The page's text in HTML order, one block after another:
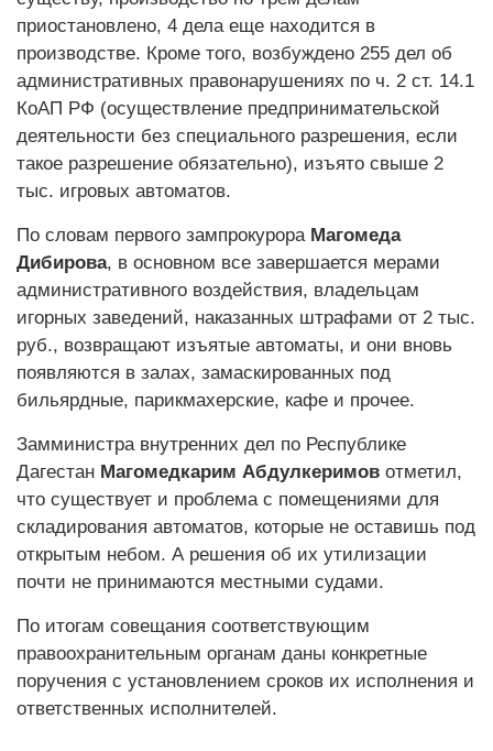
приостановлено, 4 дела еще находится в
производстве. Кроме того, возбуждено 255 дел об
административных правонарушениях по ч. 2 ст. 14.1
КоАП РФ (осуществление предпринимательской
деятельности без специального разрешения, если
такое разрешение обязательно), изъято свыше 2
тыс. игровых автоматов.
По словам первого зампрокурора Магомеда
Дибирова, в основном все завершается мерами
административного воздействия, владельцам
игорных заведений, наказанных штрафами от 2 тыс.
руб., возвращают изъятые автоматы, и они вновь
появляются в залах, замаскированных под
бильярдные, парикмахерские, кафе и прочее.
Замминистра внутренних дел по Республике
Дагестан Магомедкарим Абдулкеримов отметил,
что существует и проблема с помещениями для
складирования автоматов, которые не оставишь под
открытым небом. А решения об их утилизации
почти не принимаются местными судами.
По итогам совещания соответствующим
правоохранительным органам даны конкретные
поручения с установлением сроков их исполнения и
ответственных исполнителей.